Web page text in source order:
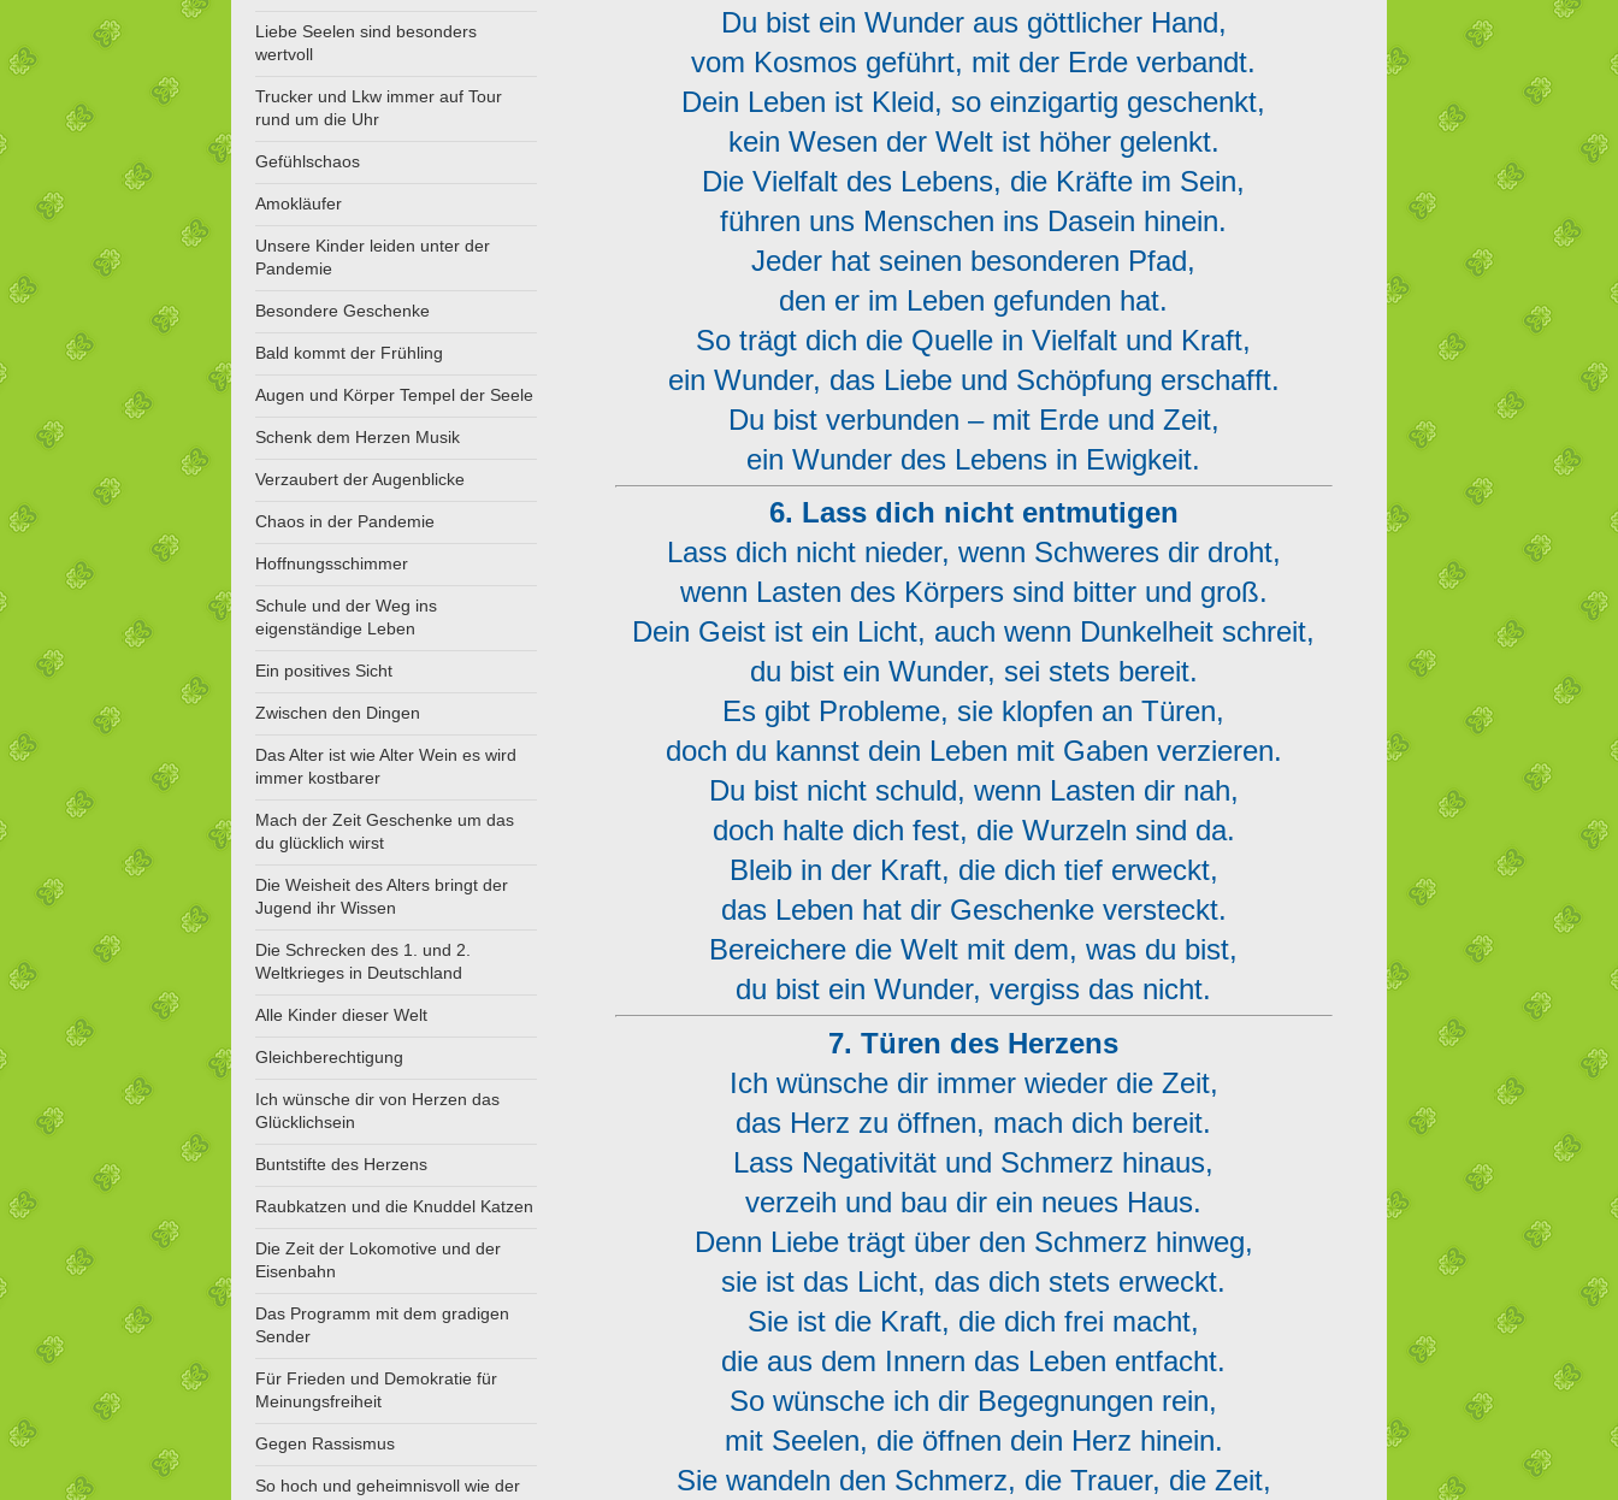
Du bist ein Wunder aus göttlicher Hand,
vom Kosmos geführt, mit der Erde verbandt.
Dein Leben ist Kleid, so einzigartig geschenkt,
kein Wesen der Welt ist höher gelenkt.
Die Vielfalt des Lebens, die Kräfte im Sein,
führen uns Menschen ins Dasein hinein.
Jeder hat seinen besonderen Pfad,
den er im Leben gefunden hat.
So trägt dich die Quelle in Vielfalt und Kraft,
ein Wunder, das Liebe und Schöpfung erschafft.
Du bist verbunden – mit Erde und Zeit,
ein Wunder des Lebens in Ewigkeit.
6. Lass dich nicht entmutigen
Lass dich nicht nieder, wenn Schweres dir droht,
wenn Lasten des Körpers sind bitter und groß.
Dein Geist ist ein Licht, auch wenn Dunkelheit schreit,
du bist ein Wunder, sei stets bereit.
Es gibt Probleme, sie klopfen an Türen,
doch du kannst dein Leben mit Gaben verzieren.
Du bist nicht schuld, wenn Lasten dir nah,
doch halte dich fest, die Wurzeln sind da.
Bleib in der Kraft, die dich tief erweckt,
das Leben hat dir Geschenke versteckt.
Bereichere die Welt mit dem, was du bist,
du bist ein Wunder, vergiss das nicht.
7. Türen des Herzens
Ich wünsche dir immer wieder die Zeit,
das Herz zu öffnen, mach dich bereit.
Lass Negativität und Schmerz hinaus,
verzeih und bau dir ein neues Haus.
Denn Liebe trägt über den Schmerz hinweg,
sie ist das Licht, das dich stets erweckt.
Sie ist die Kraft, die dich frei macht,
die aus dem Innern das Leben entfacht.
So wünsche ich dir Begegnungen rein,
mit Seelen, die öffnen dein Herz hinein.
Sie wandeln den Schmerz, die Trauer, die Zeit,
Liebe Seelen sind besonders
wertvoll
Trucker und Lkw immer auf Tour
rund um die Uhr
Gefühlschaos
Amokläufer
Unsere Kinder leiden unter der
Pandemie
Besondere Geschenke
Bald kommt der Frühling
Augen und Körper Tempel der Seele
Schenk dem Herzen Musik
Verzaubert der Augenblicke
Chaos in der Pandemie
Hoffnungsschimmer
Schule und der Weg ins
eigenständige Leben
Ein positives Sicht
Zwischen den Dingen
Das Alter ist wie Alter Wein es wird
immer kostbarer
Mach der Zeit Geschenke um das
du glücklich wirst
Die Weisheit des Alters bringt der
Jugend ihr Wissen
Die Schrecken des 1. und 2.
Weltkrieges in Deutschland
Alle Kinder dieser Welt
Gleichberechtigung
Ich wünsche dir von Herzen das
Glücklichsein
Buntstifte des Herzens
Raubkatzen und die Knuddel Katzen
Die Zeit der Lokomotive und der
Eisenbahn
Das Programm mit dem gradigen
Sender
Für Frieden und Demokratie für
Meinungsfreiheit
Gegen Rassismus
So hoch und geheimnisvoll wie der